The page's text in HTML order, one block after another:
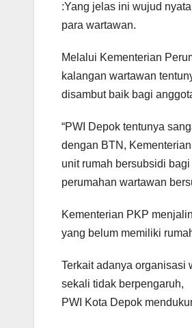
:Yang jelas ini wujud
para wartawan.
Melalui Kementerian
kalangan wartawan
disambut baik bagi
“PWI Depok tentunya
dengan BTN,
unit rumah bersubsidi
perumahan wartawan
Kementerian PKP
yang belum memiliki
Terkait adanya organisasi
sekali tidak berpengaruh,
PWI Kota Depok